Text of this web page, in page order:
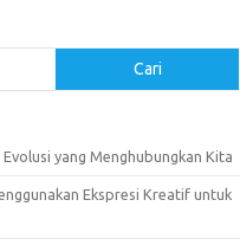
Cari
yang Menghubungkan Kita
Ekspresi Kreatif untuk